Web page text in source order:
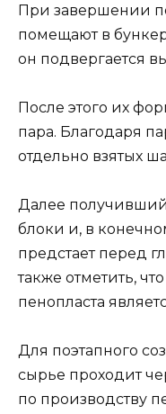
При завершении
помещают в
он подвергается
После этого их
пара. Благодаря
отдельно взятых
Далее
блоки и, в
предстает перед
также отметить,
пенопласта
Для поэтапного
сырье проходит
по производству